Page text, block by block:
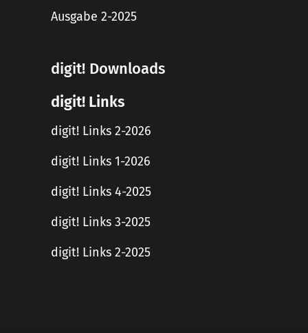
Ausgabe 2-2025
digit! Downloads
digit! Links
digit! Links 2-2026
digit! Links 1-2026
digit! Links 4-2025
digit! Links 3-2025
digit! Links 2-2025